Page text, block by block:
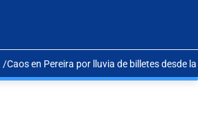
Caos en Pereira por lluvia de billetes desde